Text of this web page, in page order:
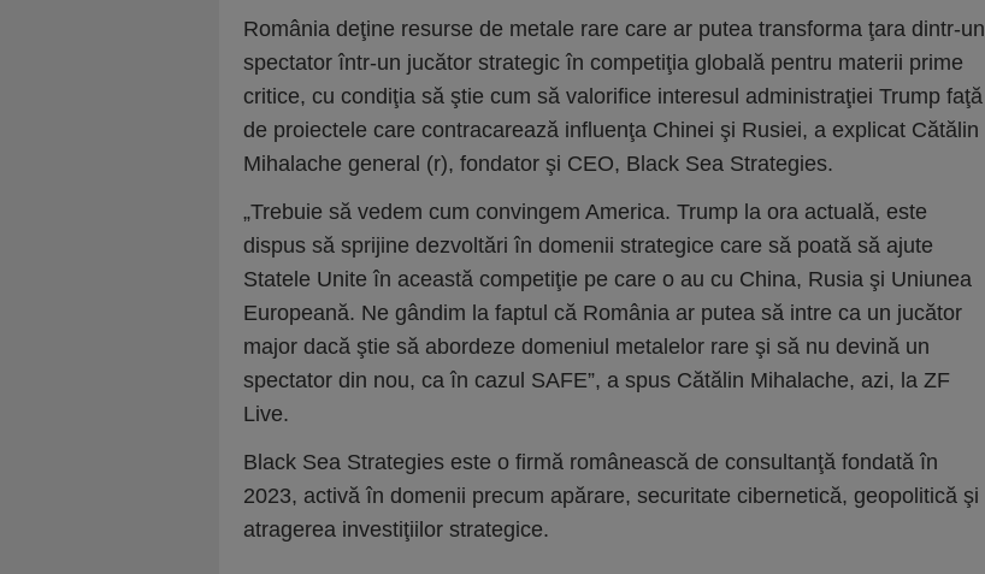
România deţine resurse de metale rare care ar putea transforma ţara dintr-un
spectator într-un jucător strategic în competiţia globală pentru materii prime
critice, cu condiţia să ştie cum să valorifice interesul administraţiei Trump faţă
de proiectele care contracarează influenţa Chinei şi Rusiei, a explicat Cătălin
Mihalache general (r), fondator şi CEO, Black Sea Strategies.
„Trebuie să vedem cum convingem America. Trump la ora actuală, este
dispus să sprijine dezvoltări în domenii strategice care să poată să ajute
Statele Unite în această competiţie pe care o au cu China, Rusia şi Uniunea
Europeană. Ne gândim la faptul că România ar putea să intre ca un jucător
major dacă ştie să abordeze domeniul metalelor rare şi să nu devină un
spectator din nou, ca în cazul SAFE”, a spus Cătălin Mihalache, azi, la ZF
Live.
Black Sea Strategies este o firmă românească de consultanţă fondată în
2023, activă în domenii precum apărare, securitate cibernetică, geopolitică şi
atragerea investiţiilor strategice.